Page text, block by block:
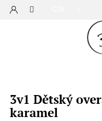
Přejít
3v1 Dětský
karamel